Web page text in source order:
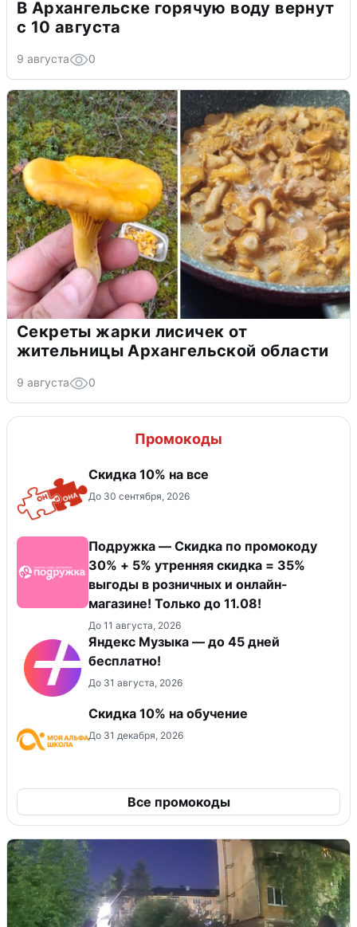
В Архангельске горячую воду вернут
с 10 августа
9 августа 0
Секреты жарки лисичек от
жительницы Архангельской области
9 августа 0
Промокоды
Скидка 10% на все
До 30 сентября, 2026
Подружка — Скидка по промокоду
30% + 5% утренняя скидка = 35%
выгоды в розничных и онлайн-
магазине! Только до 11.08!
До 11 августа, 2026
Яндекс Музыка — до 45 дней
бесплатно!
До 31 августа, 2026
Скидка 10% на обучение
До 31 декабря, 2026
Все промокоды